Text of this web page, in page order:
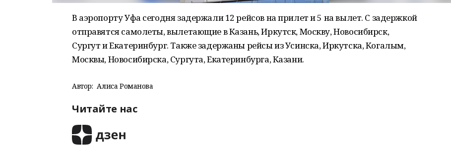
В аэропорту Уфа сегодня задержали 12 рейсов на прилет и 5 на вылет. С задержкой
отправятся самолеты, вылетающие в Казань, Иркутск, Москву, Новосибирск,
Сургут и Екатеринбург. Также задержаны рейсы из Усинска, Иркутска, Когалым,
Москвы, Новосибирска, Сургута, Екатеринбурга, Казани.
Автор: Алиса Романова
Читайте нас